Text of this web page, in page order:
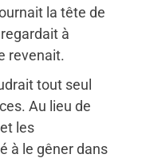
la tête de
à
revenait.
tout seul
Au lieu de
les
à le gêner dans